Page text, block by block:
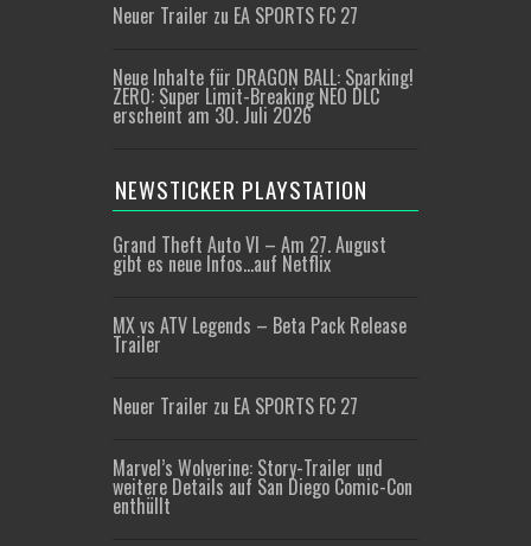
Neuer Trailer zu EA SPORTS FC 27
Neue Inhalte für DRAGON BALL: Sparking!
ZERO: Super Limit-Breaking NEO DLC
erscheint am 30. Juli 2026
NEWSTICKER PLAYSTATION
Grand Theft Auto VI – Am 27. August
gibt es neue Infos…auf Netflix
MX vs ATV Legends – Beta Pack Release
Trailer
Neuer Trailer zu EA SPORTS FC 27
Marvel’s Wolverine: Story-Trailer und
weitere Details auf San Diego Comic-Con
enthüllt